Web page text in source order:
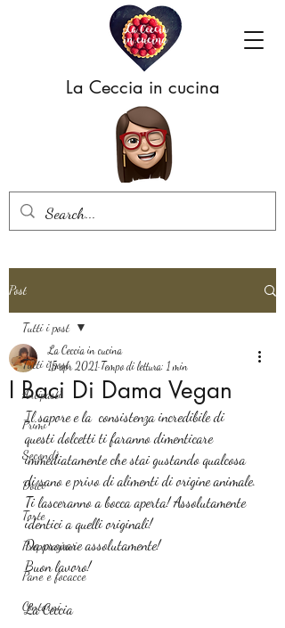
La Ceccia in cucina
Post
Tutti i post
Antipasti
Primi
Secondi
Dolci
Torte
Preparazioni
Pane e focacce
Contorni
Tutti i post
I Baci Di Dama Vegan
La Ceccia in cucina
15 apr 2021 Tempo di lettura: 1 min
Il sapore e la  consistenza incredibile di
questi dolcetti ti faranno dimenticare
immediatamente che stai gustando qualcosa
di sano e privo di alimenti di origine animale.
Ti lasceranno a bocca aperta! Assolutamente
identici a quelli originali!
Da provare assolutamente!
Buon lavoro!
La Ceccia